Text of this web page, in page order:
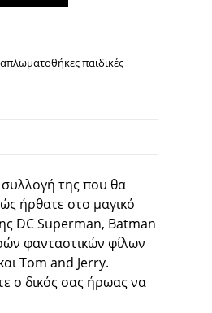
παιδικές
της που θα
ήρθατε στο μαγικό
DC Superman, Batman
φανταστικών φίλων
Tom and Jerry.
ο δικός σας ήρωας να